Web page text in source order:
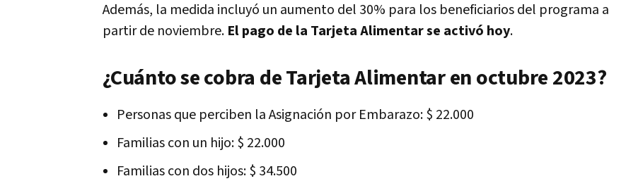
Además, la medida incluyó un aumento del 30% para los beneficiarios del programa a
partir de noviembre. El pago de la Tarjeta Alimentar se activó hoy.
¿Cuánto se cobra de Tarjeta Alimentar en octubre 2023?
Personas que perciben la Asignación por Embarazo: $ 22.000
Familias con un hijo: $ 22.000
Familias con dos hijos: $ 34.500